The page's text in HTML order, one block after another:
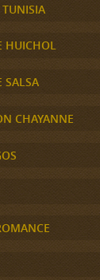
HUICHOL
SALSA
CHAYANNE